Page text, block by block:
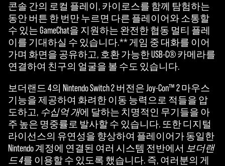
콘솔 간의 로컬 플레이, 카이로스를 함께 탐험하는
동안 버튼 한 번만 누르면 다른 플레이어와 소통할
수 있는 GameChat을 지원하는 완전한 협동 멀티 플레
이를 기대하실 수 있습니다.** 게임 중 대화를 이어
가며 화면을 공유하고, 호환 가능한 USB-C® 카메라를
연결하여 친구의 얼굴을 볼 수도 있습니다.
보더랜드 4의 Nintendo Switch 2 버전은 Joy-Con™ 2 마우스
기능을 제공하여 화려한 이동 능력으로 적들을 압
도하고, 수십억 개에 달하는 치명적인 무기들을 아
주 높은 명중률로 발사할 수 있습니다. 또한 디지털
라이선스의 유연성을 향상하여 플레이어가 동일한
Nintendo 계정에 연결된 여러 시스템 전반에서 보더랜
드 4를 이용할 수 있도록 했습니다. 즉, 여러분의 게